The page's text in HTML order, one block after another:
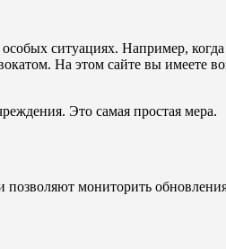
ситуациях. Например,
На этом сайте вы имеете
Это самая простая мера.
мониторить